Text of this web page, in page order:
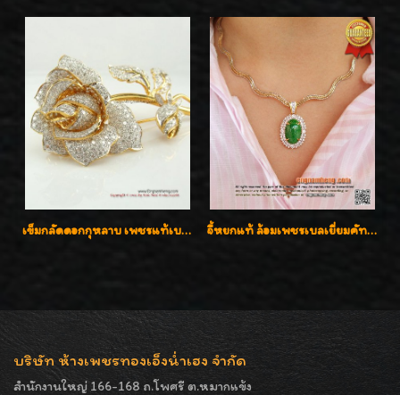
เข็มกลัดดอกกุหลาบ เพชรแท้เบลเยี่ยมคัต งานปราณีตค่ะ จี้หยกแท้ ล้อมเพชรเบลเยี่ยมคัท ราคาพิเศษไม่แพงค่ะ
บริษัท ห้างเพชรทองเอ็งน่ำเฮง จำกัด
สำนักงานใหญ่ 166-168 ถ.โพศรี ต.หมากแข้ง